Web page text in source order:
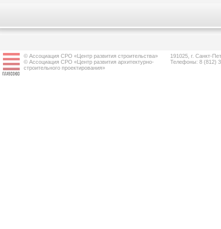
© Ассоциация СРО «Центр развития строительства»
© Ассоциация СРО «Центр развития архитектурно-
строительного проектирования»
191025, г. Санкт-
Телефоны: 8 (812)